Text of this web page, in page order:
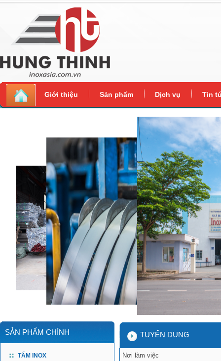
Giới thiệu Sản phẩm Dịch vụ Tin
SẢN PHẨM CHÍNH
TẤM INOX
TUYỂN DỤNG
Nơi làm việc